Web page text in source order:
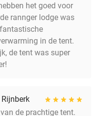
het goed voor
rannger lodge was
in de tent.
de tent was super
Rijnberk
de prachtige tent.